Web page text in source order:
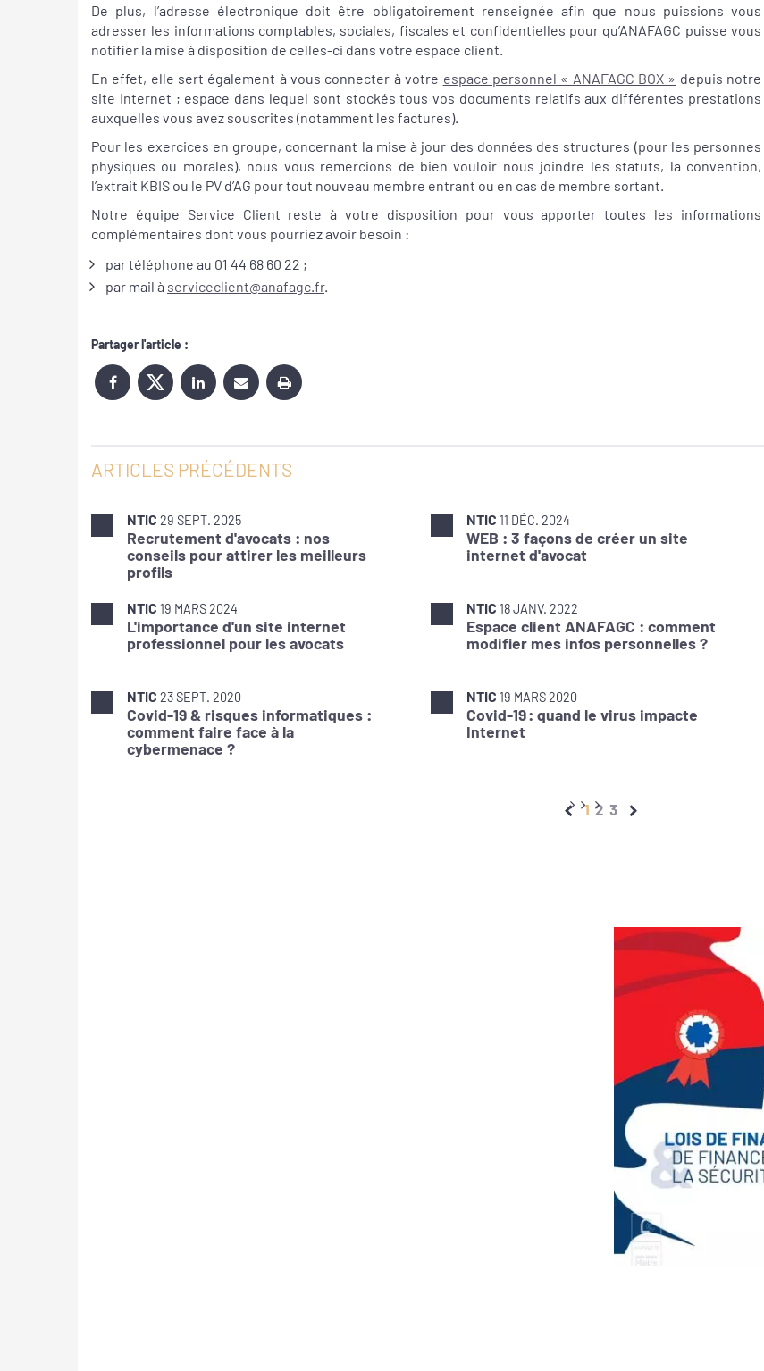
De plus, l’adresse électronique doit être obligatoirement renseignée afin que nous puissions vous
adresser les informations comptables, sociales, fiscales et confidentielles pour qu’ANAFAGC puisse vous
notifier la mise à disposition de celles-ci dans votre espace client.
En effet, elle sert également à vous connecter à votre espace personnel « ANAFAGC BOX » depuis notre
site Internet ; espace dans lequel sont stockés tous vos documents relatifs aux différentes prestations
auxquelles vous avez souscrites (notamment les factures).
Pour les exercices en groupe, concernant la mise à jour des données des structures (pour les personnes
physiques ou morales), nous vous remercions de bien vouloir nous joindre les statuts, la convention,
l’extrait KBIS ou le PV d’AG pour tout nouveau membre entrant ou en cas de membre sortant.
Notre équipe Service Client reste à votre disposition pour vous apporter toutes les informations
complémentaires dont vous pourriez avoir besoin :
par téléphone au 01 44 68 60 22 ;
par mail à serviceclient@anafagc.fr.
Partager l'article :
ARTICLES PRÉCÉDENTS
NTIC 29 SEPT. 2025
Recrutement d'avocats : nos
conseils pour attirer les meilleurs
profils
NTIC 11 DÉC. 2024
WEB : 3 façons de créer un site
internet d'avocat
NTIC 19 MARS 2024
L'importance d'un site internet
professionnel pour les avocats
NTIC 18 JANV. 2022
Espace client ANAFAGC : comment
modifier mes infos personnelles ?
NTIC 23 SEPT. 2020
Covid-19 & risques informatiques :
comment faire face à la
cybermenace ?
NTIC 19 MARS 2020
Covid-19 : quand le virus impacte
Internet
1 2 3